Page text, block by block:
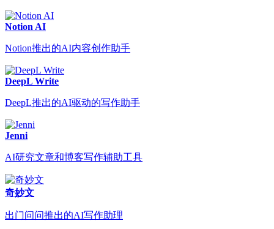
Notion AI
Notion推出的AI内容创作助手
DeepL Write
DeepL推出的AI驱动的写作助手
Jenni
AI研究文章和博客写作辅助工具
奇妙文
出门问问推出的AI写作助理